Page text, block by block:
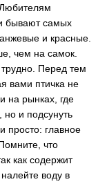
бывают самых
и красные.
чем на самок.
Перед тем
вами птичка не
на рынках, где
но и подсунуть
просто: главное
что
как содержит
воду в